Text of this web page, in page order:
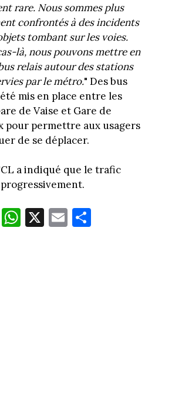
rare. Nous sommes plus
confrontés à des incidents
tombant sur les voies.
là, nous pouvons mettre en
relais autour des stations
par le métro." Des bus
mis en place entre les
de Vaise et Gare de
pour permettre aux usagers
de se déplacer.
a indiqué que le trafic
W
ha
X E
m
Pa
rt